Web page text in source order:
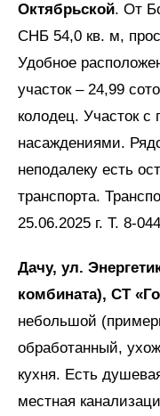
Октябрьской. От
СНБ 54,0 кв. м,
Удобное
участок – 24,99
колодец. Участок с
насаждениями.
неподалеку есть
транспорта.
25.06.2025 г. Т. 8-
Дачу, ул.
комбината), СТ
небольшой
обработанный,
кухня. Есть
местная